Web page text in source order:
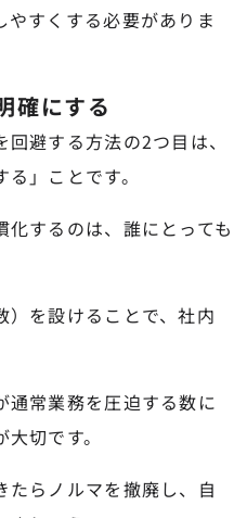
すくする必要がありま
確にする
避する方法の2つ目は、
」ことです。
するのは、誰にとっても
を設けることで、社内
通常業務を圧迫する数に
切です。
らノルマを撤廃し、自